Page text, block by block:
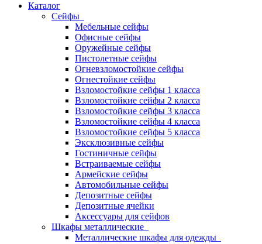
Каталог
Сейфы
Мебельные сейфы
Офисные сейфы
Оружейные сейфы
Пистолетные сейфы
Огневзломостойкие сейфы
Огнестойкие сейфы
Взломостойкие сейфы 1 класса
Взломостойкие сейфы 2 класса
Взломостойкие сейфы 3 класса
Взломостойкие сейфы 4 класса
Взломостойкие сейфы 5 класса
Эксклюзивные сейфы
Гостиничные сейфы
Встраиваемые сейфы
Армейские сейфы
Автомобильные сейфы
Депозитные сейфы
Депозитные ячейки
Аксессуары для сейфов
Шкафы металлические
Металлические шкафы для одежды